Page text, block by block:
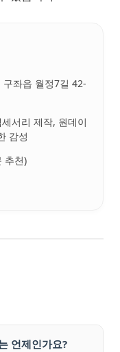
좌읍 월정7길 42-
서리 제작, 원데이
감성
추천)
언제인가요?